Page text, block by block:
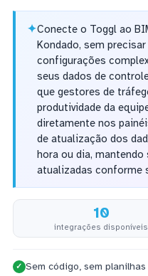
✦Conecte o Toggl ao
Kondado, sem
configurações
seus dados de
que gestores de
produtividade da
diretamente nos
de atualização dos
hora ou dia,
atualizadas conforme
10
integrações disponíveis
✓ Sem código, sem planilhas